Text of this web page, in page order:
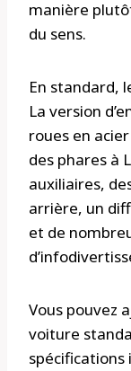
manière
du sens.
En standard,
La version
roues en
des phares à
auxiliaires,
arrière, un
et de
Vous pouvez
voiture
spécifications